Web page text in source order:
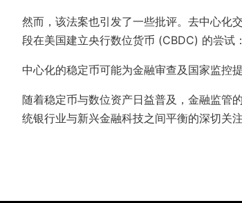
然而，该法案也引发了一些批评。去中心化
段在美国建立央行数位货币 (CBDC) 的尝试：
中心化的稳定币可能为金融审查及国家监控
随着稳定币与数位资产日益普及，金融监管
统银行业与新兴金融科技之间平衡的深切关